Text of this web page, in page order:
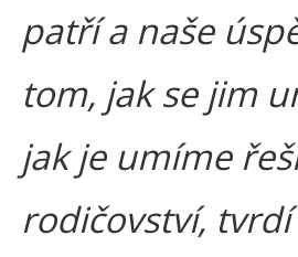
patří a naše
tom, jak se jim
jak je umíme
rodičovství,